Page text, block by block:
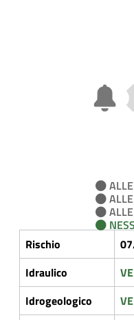
Rischio
Idraulico
Idrogeologico